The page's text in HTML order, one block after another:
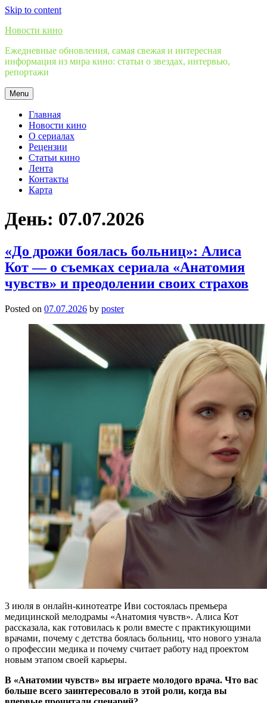
Skip to content
Новости кино
Ежедневные обновления, самая свежая и интересная
информация из мира кино: статьи о звездах, интервью,
репортажи
Menu
Главная
Новости кино
О сериалах
Рецензии
Статьи кино
Лента
Контакты
Карта
День: 07.07.2026
«До дрожи боялась больниц»: Алиса
Кот — о съемках сериала «Анатомия
чувств» и преодолении своих страхов
Posted on 07.07.2026 by poster
3 июля в онлайн-кинотеатре Иви состоялась премьера
медицинской мелодрамы «Анатомия чувств». Алиса Кот
рассказала, как готовилась к роли вместе с практикующими
врачами, почему с детства боялась больниц, что нового узнала
о профессии медика и почему считает работу над проектом
новым этапом своей карьеры.
В «Анатомии чувств» вы играете молодого врача. Что вас
больше всего заинтересовало в этой роли, когда вы